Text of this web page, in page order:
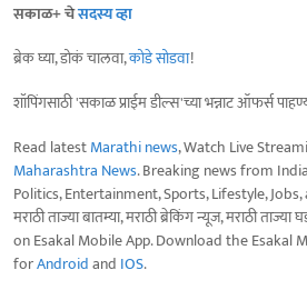
सकाळ+ चेसदस्य व्हा
ब्रेक घ्या, डोकं चालवा,कोडे सोडवा!
शॉपिंगसाठी 'सकाळ प्राईम डील्स'च्या भन्नाट ऑफर्स
Read latestMarathi news, Watch Live
Maharashtra News. Breaking news from
Politics, Entertainment, Sports, Lifestyle,
मराठी ताज्या बातम्या, मराठी ब्रेकिंग न्यूज, मराठी
on Esakal Mobile App. Download the Esakal
forAndroidand IOS.